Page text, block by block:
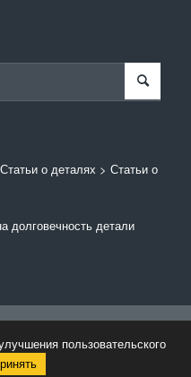
Статьи о деталях > Статьи о
долговечность детали
пользовательского